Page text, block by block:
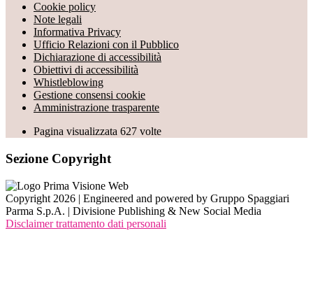
Cookie policy
Note legali
Informativa Privacy
Ufficio Relazioni con il Pubblico
Dichiarazione di accessibilità
Obiettivi di accessibilità
Whistleblowing
Gestione consensi cookie
Amministrazione trasparente
Pagina visualizzata 627 volte
Sezione Copyright
Copyright 2026 | Engineered and powered by Gruppo Spaggiari
Parma S.p.A. | Divisione Publishing & New Social Media
Disclaimer trattamento dati personali